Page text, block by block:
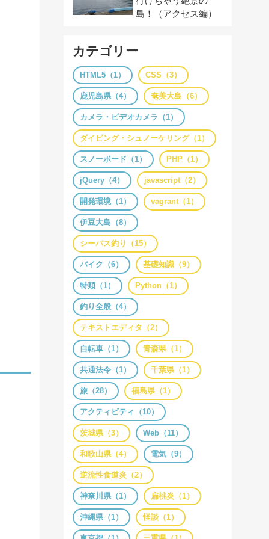
島！（アクセス編）
カテゴリー
HTML5（1） CSS（3）
鹿児島県（4） 奄美大島（6）
カメラ・ビデオカメラ（1）
ダイビング・シュノーケリング（1）
スノーボード（1） PHP（1）
jQuery（4） javascript（2）
開発環境（1） vagrant（1）
伊豆大島（8）
シーバス釣り（15）
バイク（6） 基礎知識（9）
特類（1） Python（1）
釣り全般（4）
テキストエディタ（2）
自転車（1） 青森県（1）
共通法令（1） 千葉県（1）
旅（28） 福島県（1）
アクティビティ（10）
茨城県（3） Web（11）
和歌山県（4） 電気（9）
逆流性食道炎（2）
神奈川県（1） 扁桃炎（1）
沖縄県（1） 怪談（1）